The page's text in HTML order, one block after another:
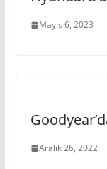
Mayıs 6, 2023
Aralık 26, 2022